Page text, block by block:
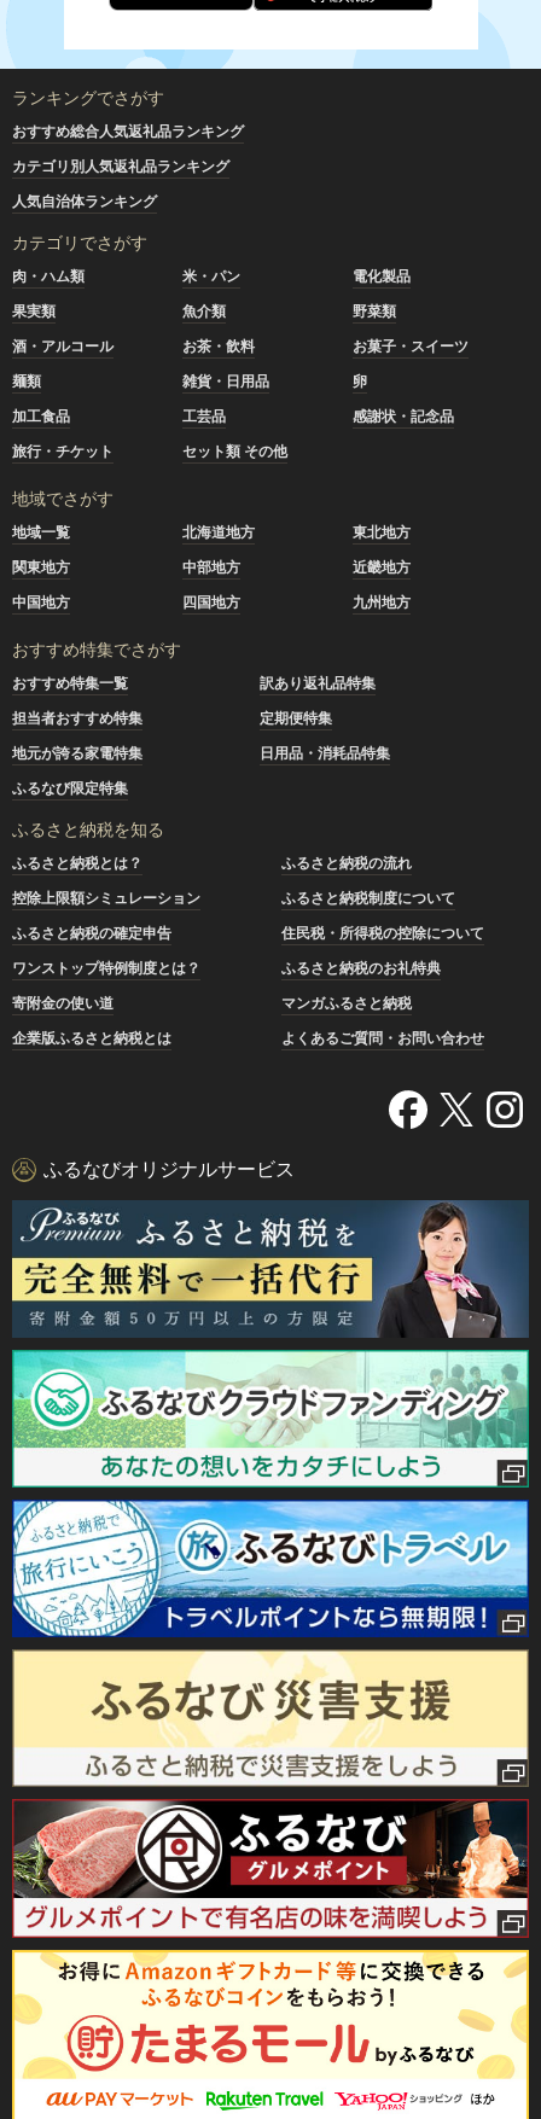
ランキングでさがす
おすすめ総合人気返礼品ランキング
カテゴリ別人気返礼品ランキング
人気自治体ランキング
カテゴリでさがす
肉・ハム類 米・パン
電化製品
果実類
魚介類
野菜類
酒・アルコール
お茶・飲料
お菓子・スイーツ
麺類
雑貨・日用品
卵
加工食品
工芸品
感謝状・記念品
旅行・チケット
セット類 その他
地域でさがす
地域一覧 北海道地方
東北地方
関東地方
中部地方
近畿地方
中国地方
四国地方 九州地方
おすすめ特集でさがす
おすすめ特集一覧
訳あり返礼品特集
担当者おすすめ特集
定期便特集
地元が誇る家電特集
日用品・消耗品特集
ふるなび限定特集
ふるさと納税を知る
ふるさと納税とは？
ふるさと納税の流れ
控除上限額シミュレーション
ふるさと納税制度について
ふるさと納税の確定申告
住民税・所得税の控除について
ワンストップ特例制度とは？
ふるさと納税のお礼特典
寄附金の使い道
マンガふるさと納税
企業版ふるさと納税とは
よくあるご質問・お問い合わせ
ふるなびオリジナルサービス